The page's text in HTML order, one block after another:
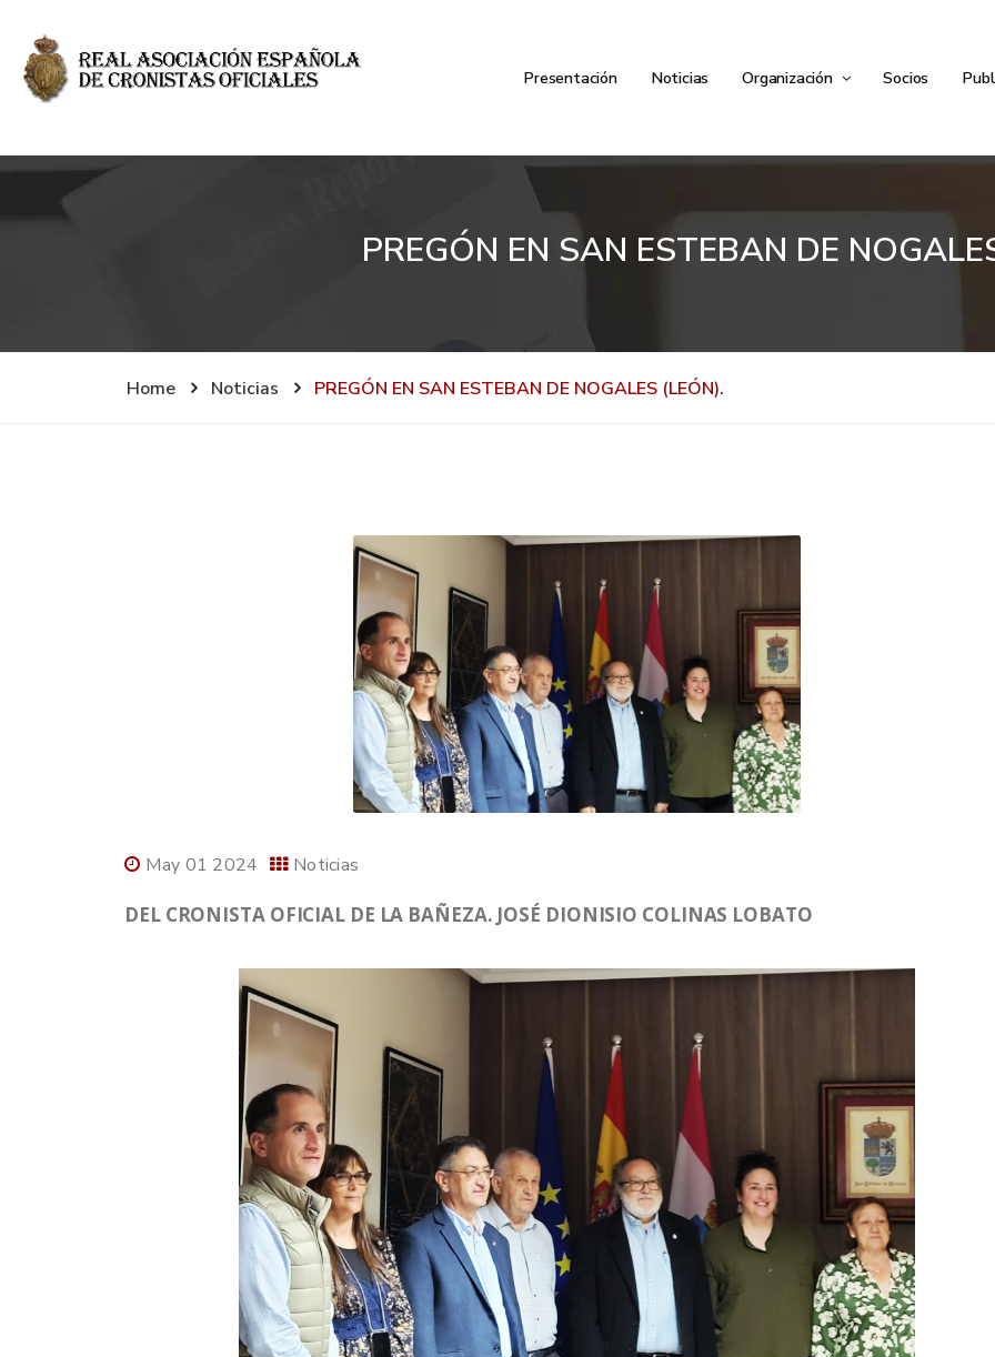
Presentación Noticias Organización Socios
PREGÓN EN SAN ESTEBAN DE
Home Noticias PREGÓN EN SAN ESTEBAN DE NOGALES (LEÓN).
May 01 2024 Noticias
DEL CRONISTA OFICIAL DE LA BAÑEZA. JOSÉ DIONISIO COLINAS LOBATO